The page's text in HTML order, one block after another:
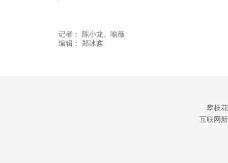
记者： 陈小龙、喻薇
编辑： 郑冰鑫
攀枝
互联网